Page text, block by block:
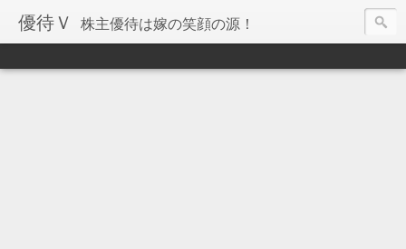
優待Ｖ 株主優待は嫁の笑顔の源！